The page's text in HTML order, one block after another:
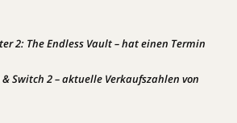
2: The Endless Vault – hat einen Termin
Switch 2 – aktuelle Verkaufszahlen von